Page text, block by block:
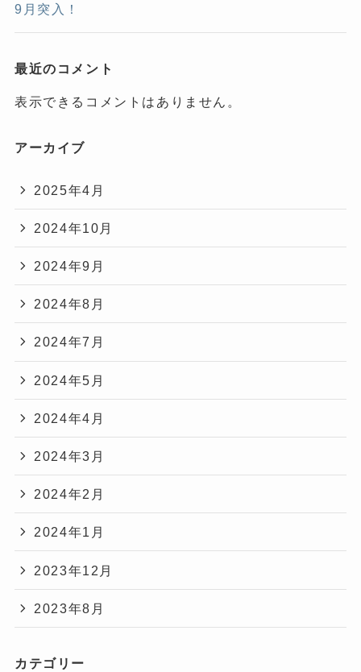
9月突入！
最近のコメント
表示できるコメントはありません。
アーカイブ
2025年4月
2024年10月
2024年9月
2024年8月
2024年7月
2024年5月
2024年4月
2024年3月
2024年2月
2024年1月
2023年12月
2023年8月
カテゴリー